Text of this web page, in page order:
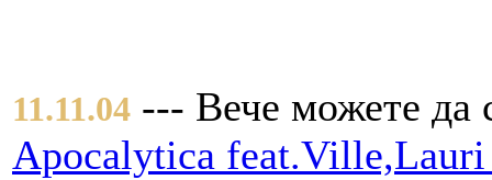
11.11.04 --- Вече можете да
Apocalytica